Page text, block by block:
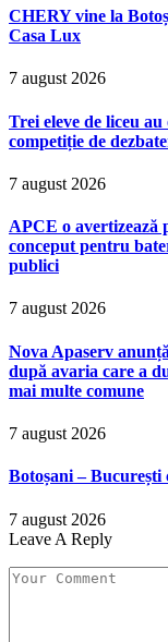
CHERY vine la
Casa Lux
7 august 2026
Trei eleve de liceu
competiție de
7 august 2026
APCE o avertizează
conceput pentru
publici
7 august 2026
Nova Apaserv
după avaria care a
mai multe comune
7 august 2026
Botoșani – București
7 august 2026
Leave A Reply